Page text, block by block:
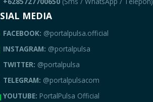
MEDIA
FACEBOOK: @portalpulsa.official
INSTAGRAM: @portalpulsa
TWITTER: @portalpulsa
TELEGRAM: @portalpulsacom
YOUTUBE: PortalPulsa Official